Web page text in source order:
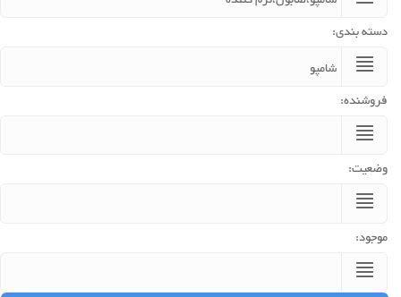
دسته بندی:
فروشنده:
وضعیت:
موجود: